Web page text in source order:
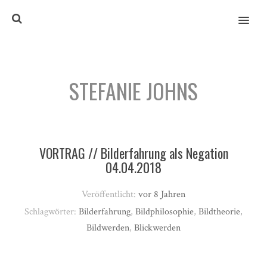
MENU
STEFANIE JOHNS
VORTRAG // Bilderfahrung als Negation
04.04.2018
Veröffentlicht: vor 8 Jahren
Schlagwörter: Bilderfahrung, Bildphilosophie, Bildtheorie,
Bildwerden, Blickwerden